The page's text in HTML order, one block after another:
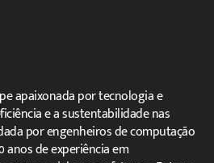
apaixonada por tecnologia e
e a sustentabilidade nas
por engenheiros de computação
anos de experiência em